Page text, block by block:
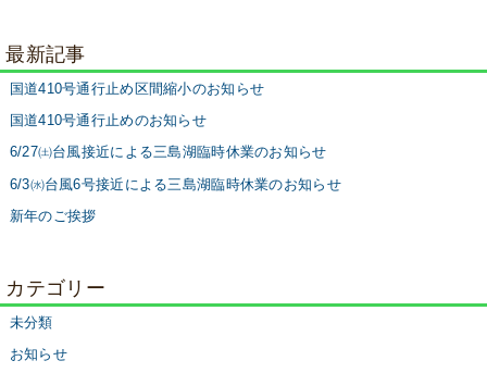
最新記事
国道410号通行止め区間縮小のお知らせ
国道410号通行止めのお知らせ
6/27㈯台風接近による三島湖臨時休業のお知らせ
6/3㈬台風6号接近による三島湖臨時休業のお知らせ
新年のご挨拶
カテゴリー
未分類
お知らせ